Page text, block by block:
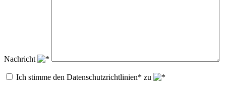
Nachricht
Ich stimme den Datenschutzrichtlinien* zu